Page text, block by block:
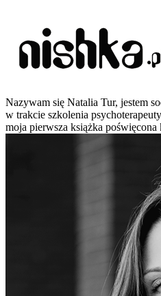
Nazywam się Natalia Tur, jestem
w trakcie szkolenia
moja pierwsza książka